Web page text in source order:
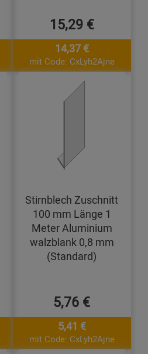
15,29 €
14,37 €
mit Code: CxLyh2Ajne
Stirnblech Zuschnitt
100 mm Länge 1
Meter Aluminium
walzblank 0,8 mm
(Standard)
5,76 €
5,41 €
mit Code: CxLyh2Ajne